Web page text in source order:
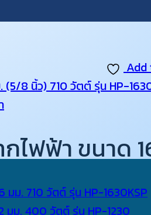
ไฟฟ้า ขนาด